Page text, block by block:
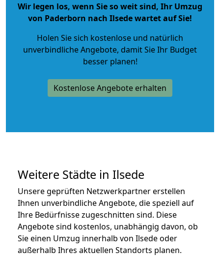
Wir legen los, wenn Sie so weit sind, Ihr Umzug
von Paderborn nach Ilsede wartet auf Sie!
Holen Sie sich kostenlose und natürlich
unverbindliche Angebote, damit Sie Ihr Budget
besser planen!
Kostenlose Angebote erhalten
Weitere Städte in Ilsede
Unsere geprüften Netzwerkpartner erstellen
Ihnen unverbindliche Angebote, die speziell auf
Ihre Bedürfnisse zugeschnitten sind. Diese
Angebote sind kostenlos, unabhängig davon, ob
Sie einen Umzug innerhalb von Ilsede oder
außerhalb Ihres aktuellen Standorts planen.